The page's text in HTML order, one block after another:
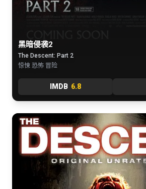
黑暗侵袭2
The Descent: Part 2
惊悚 恐怖 冒险
IMDB 6.8